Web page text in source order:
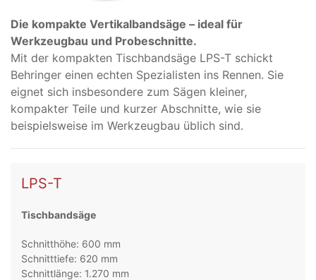
Die kompakte Vertikalbandsäge – ideal für
Werkzeugbau und Probeschnitte.
Mit der kompakten Tischbandsäge LPS-T schickt
Behringer einen echten Spezialisten ins Rennen. Sie
eignet sich insbesondere zum Sägen kleiner,
kompakter Teile und kurzer Abschnitte, wie sie
beispielsweise im Werkzeugbau üblich sind.
LPS-T
Tischbandsäge
Schnitthöhe: 600 mm
Schnitttiefe: 620 mm
Schnittlänge: 1.270 mm